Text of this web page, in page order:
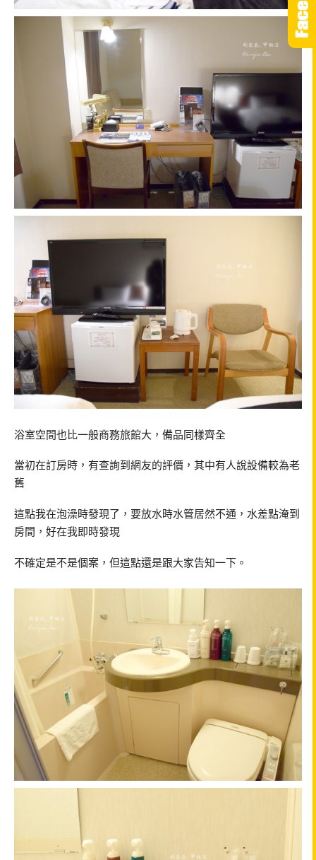
浴室空間也比一般商務旅館大，備品同樣齊全
當初在訂房時，有查詢到網友的評價，其中有人說設備較為老
舊
這點我在泡澡時發現了，要放水時水管居然不通，水差點淹到
房間，好在我即時發現
不確定是不是個案，但這點還是跟大家告知一下。